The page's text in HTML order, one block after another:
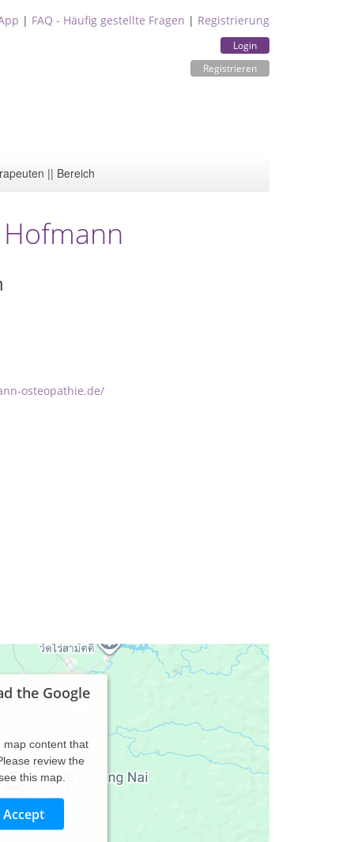
| FAQ - Häufig gestellte Fragen | Registrierung
Login
Registrieren
|| Bereich
osteopathie.de/
the Google
map content that
review the
this map.
Accept